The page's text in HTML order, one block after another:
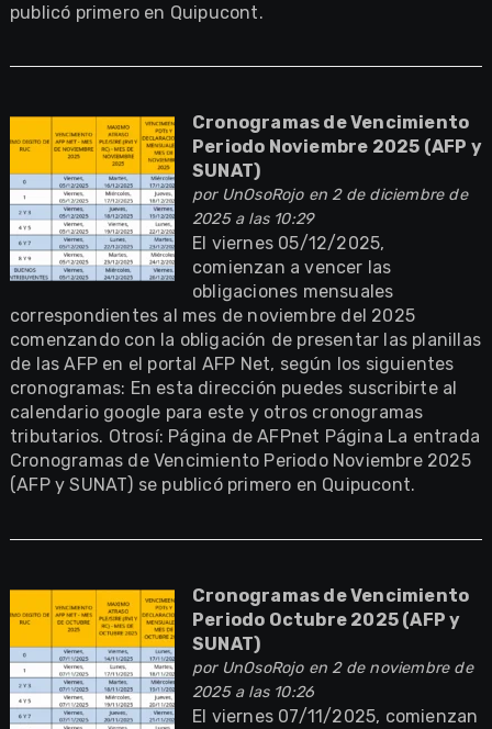
publicó primero en Quipucont.
Cronogramas de Vencimiento
Periodo Noviembre 2025 (AFP y
SUNAT)
por UnOsoRojoen 2 de diciembre de
2025 a las 10:29
El viernes 05/12/2025,
comienzan a vencer las
obligaciones mensuales
correspondientes al mes de noviembre del 2025
comenzando con la obligación de presentar las planillas
de las AFP en el portal AFP Net, según los siguientes
cronogramas: En esta dirección puedes suscribirte al
calendario google para este y otros cronogramas
tributarios. Otrosí: Página de AFPnet Página La entrada
Cronogramas de Vencimiento Periodo Noviembre 2025
(AFP y SUNAT) se publicó primero en Quipucont.
Cronogramas de Vencimiento
Periodo Octubre 2025 (AFP y
SUNAT)
por UnOsoRojoen 2 de noviembre de
2025 a las 10:26
El viernes 07/11/2025, comienzan